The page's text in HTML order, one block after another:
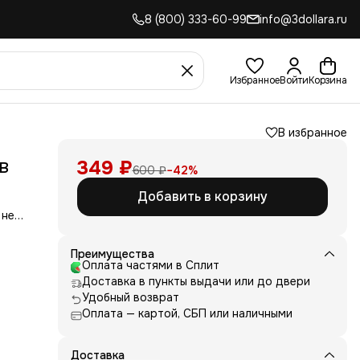
8 (800) 333-60-99 info@3dollara.ru
ИзбранноеВойтиКорзина
В избранное
349 ₽600 ₽−42%
Добавить в корзину
Преимущества
Оплата частями в Сплит
Доставка в пункты выдачи или до двери
Удобный возврат
Оплата — картой, СБП или наличными
Доставка